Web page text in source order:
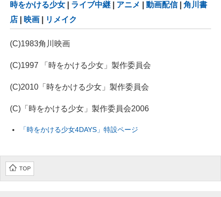
時をかける少女 ライブ中継 アニメ 動画配信| 角川書
店
映画 リメイク
(C)1983角川映画
(C)1997 「時をかける少女」製作委員会
(C)2010「時をかける少女」製作委員会
(C)「時をかける少女」製作委員会2006
「時をかける少女4DAYS」特設ページ
TOP